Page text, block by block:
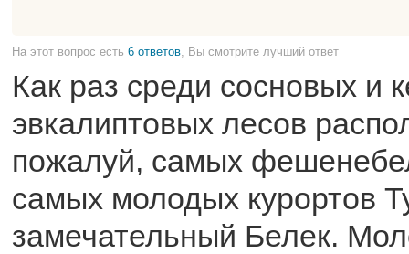
На этот вопрос есть 6 ответов, Вы смотрите лучший ответ
Как раз среди сосновых и
эвкалиптовых лесов
пожалуй, самых
самых молодых курортов
замечательный Белек.